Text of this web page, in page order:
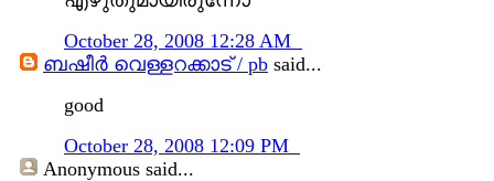
October 28, 2008 12:28 AM
ബഷീര്‍ വെള്ളറക്കാട്‌ / pb said...
good
October 28, 2008 12:09 PM
Anonymous said...